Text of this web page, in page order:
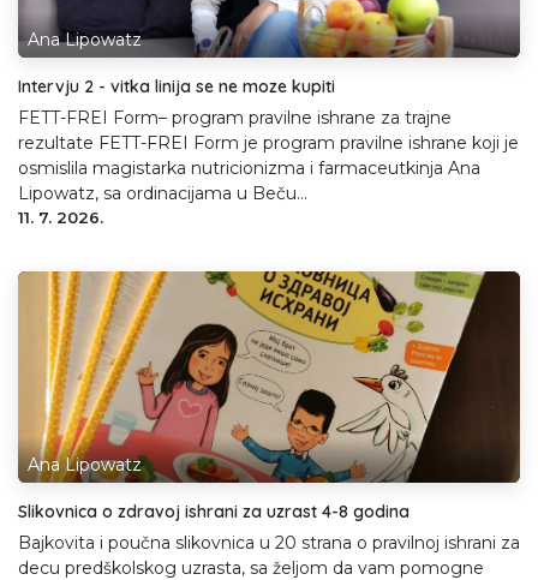
Ana Lipowatz
Intervju 2 - vitka linija se ne moze kupiti
FETT-FREI Form– program pravilne ishrane za trajne
rezultate FETT-FREI Form je program pravilne ishrane koji je
osmislila magistarka nutricionizma i farmaceutkinja Ana
Lipowatz, sa ordinacijama u Beču...
11. 7. 2026.
Ana Lipowatz
Slikovnica o zdravoj ishrani za uzrast 4-8 godina
Bajkovita i poučna slikovnica u 20 strana o pravilnoj ishrani za
decu predškolskog uzrasta, sa željom da vam pomogne